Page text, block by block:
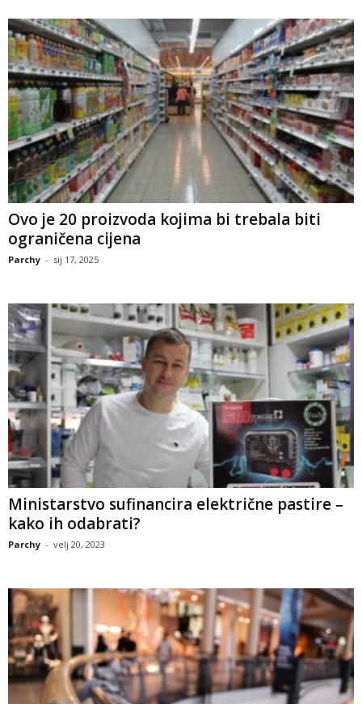
Ovo je 20 proizvoda kojima bi trebala biti
ograničena cijena
Parchy - sij 17, 2025
Ministarstvo sufinancira električne pastire –
kako ih odabrati?
Parchy - velj 20, 2023